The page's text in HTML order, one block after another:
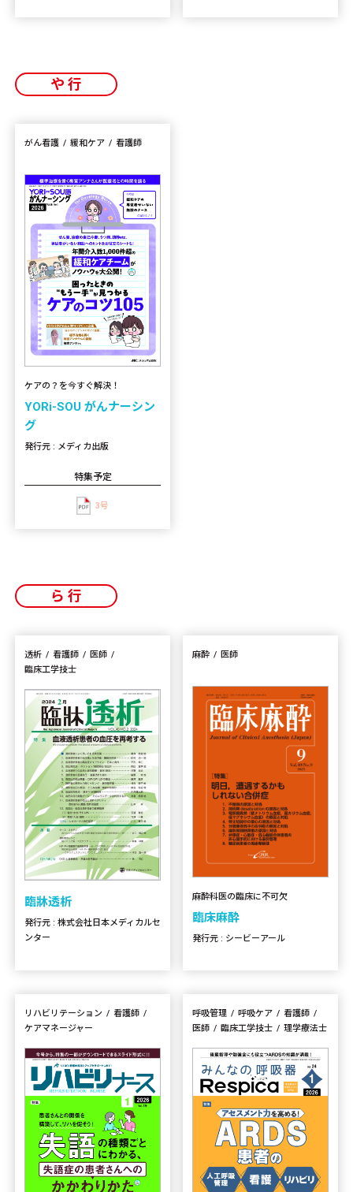
や行
がん看護 緩和ケア 看護師
ケアの？を今すぐ解決！
YORi-SOU がんナーシン
グ
発行元 : メディカ出版
特集予定
3号
ら行
透析 看護師
医師
臨床工学技士
臨牀透析
発行元 : 株式会社日本メディカルセ
ンター
麻酔 医師
麻酔科医の臨床に不可欠
臨床麻酔
発行元 : シービーアール
リハビリテーション
看護師
ケアマネージャー
呼吸管理 呼吸ケア
看護師
医師
臨床工学技士 理学療法士